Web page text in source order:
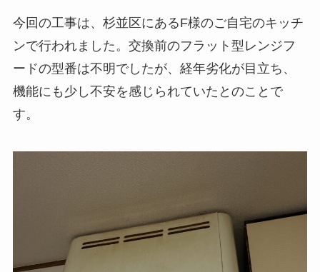
今回の工事は、杉並区にあるF様のご自宅のキッチ
ンで行われました。交換前のフラット型レンジフ
ードの型番は不明でしたが、経年劣化が目立ち、
機能にも少し不安を感じられていたとのことで
す。